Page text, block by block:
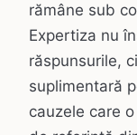
rămâne sub
Expertiza nu
răspunsurile,
suplimentară
cauzele care